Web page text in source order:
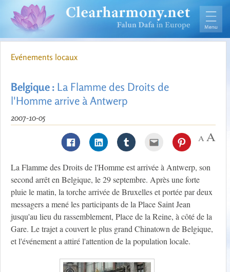
Evénements locaux
Belgique : La Flamme des Droits de
l'Homme arrive à Antwerp
2007-10-05
La Flamme des Droits de l'Homme est arrivée à Antwerp, son
second arrêt en Belgique, le 29 septembre. Après une forte
pluie le matin, la torche arrivée de Bruxelles et portée par deux
messagers a mené les participants de la Place Saint Jean
jusqu'au lieu du rassemblement, Place de la Reine, à côté de la
Gare. Le trajet a couvert le plus grand Chinatown de Belgique,
et l'événement a attiré l'attention de la population locale.